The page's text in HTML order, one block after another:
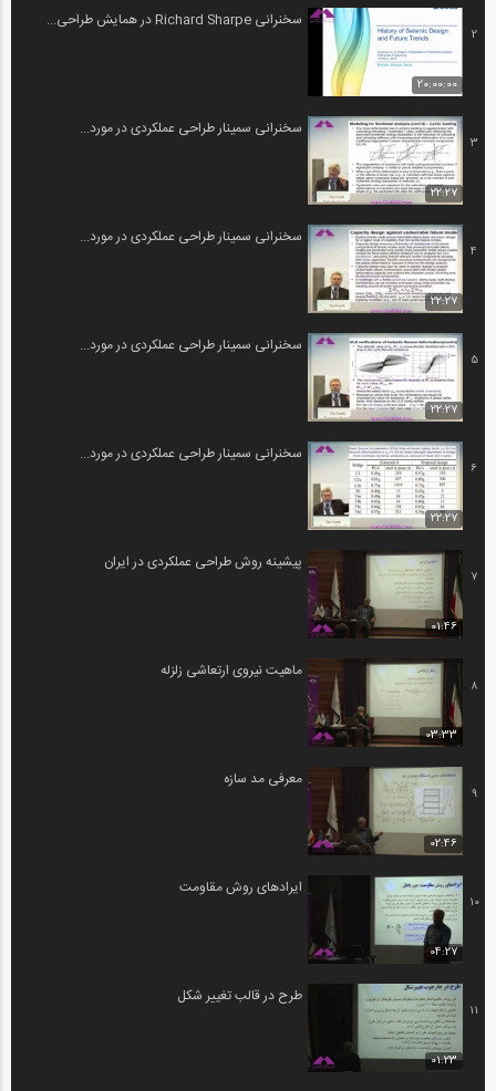
2
20:00:00
سخنرانی Richard Sharpe در همایش طراحی...
3
22:27
سخنرانی سمینار طراحی عملکردی در مورد...
4
22:27
سخنرانی سمینار طراحی عملکردی در مورد...
5
22:27
سخنرانی سمینار طراحی عملکردی در مورد...
6
22:27
سخنرانی سمینار طراحی عملکردی در مورد...
7
01:46
پیشینه روش طراحی عملکردی در ایران
8
03:33
ماهیت نیروی ارتعاشی زلزله
9
02:46
معرفی مد سازه
10
04:27
ایرادهای روش مقاومت
11
01:23
طرح در قالب تغییر شکل